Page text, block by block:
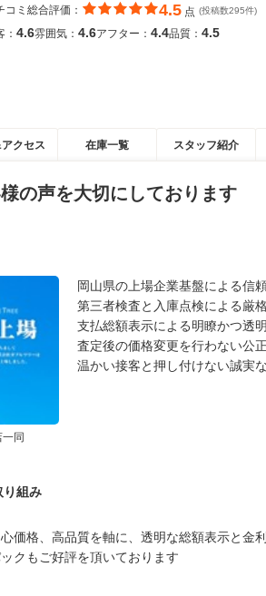
コミ総合評価： 4.5 点 (投稿数295件)
： 4.6雰囲気： 4.6アフター： 4.4品質： 4.5
クセス 在庫一覧 スタッフ紹介
の声を大切にしております
同
岡山県の上場企業基盤による信
第三者検査と入庫点検による厳
支払総額表示による明瞭かつ透
査定後の価格変更を行わない公正
温かい接客と押し付けない誠実
り組み
価格、高品質を軸に、透明な総額表示と
クもご好評を頂いております